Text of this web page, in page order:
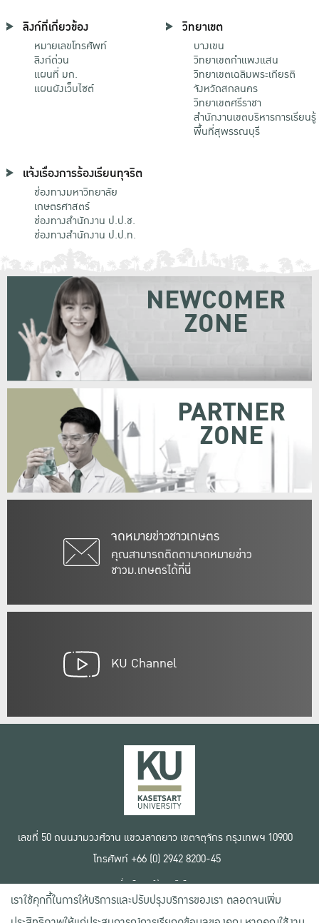
ลิงก์ที่เกี่ยวข้อง
หมายเลขโทรศัพท์
ลิงก์ด่วน
แผนที่ มก.
แผนผังเว็บไซต์
วิทยาเขต
บางเขน
วิทยาเขตกําแพงแสน
วิทยาเขตเฉลิมพระเกียรติ
จังหวัดสกลนคร
วิทยาเขตศรีราชา
สำนักงานเขตบริหารการเรียนรู้
พื้นที่สุพรรณบุรี
แจ้งเรื่องการร้องเรียนทุจริต
ช่องทางมหาวิทยาลัย
เกษตรศาสตร์
ช่องทางสำนักงาน ป.ป.ช.
ช่องทางสำนักงาน ป.ป.ท.
จดหมายข่าวชาวเกษตร
คุณสามารถติดตามจดหมายข่าว
ชาวม.เกษตรได้ที่นี่
NEWCOMER
ZONE
PARTNER
ZONE
KU Channel
เลขที่ 50 ถนนงามวงศ์วาน แขวงลาดยาว เขตจตุจักร กรุงเทพฯ 10900
โทรศัพท์ +66 (0) 2942 8200-45
เงื่อนไขการใช้งานเว็บไซต์
ข้อตกลงด้านสิทธิ์ใช้งาน
นโยบายความเป็นส่วนตัว
เราใช้คุกกี้ในการให้บริการและปรับปรุงบริการของเรา ตลอดจนเพิ่ม